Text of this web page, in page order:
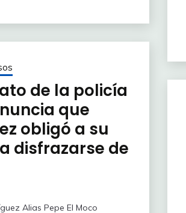
de la policía
que
obligó a su
disfrazarse de
Alias Pepe El Moco